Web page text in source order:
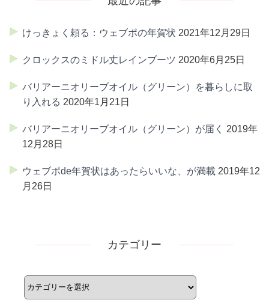
けっきょく頼る：ウェブポの年賀状 2021年12月29日
クロックスのミドル丈レインブーツ 2020年6月25日
バリアーニオリーブオイル（グリーン）を暮らしに取
り入れる 2020年1月21日
バリアーニオリーブオイル（グリーン）が届く
2019年
12月28日
ウェブポde年賀状はあったらいいな、が満載 2019年12
月26日
カテゴリー